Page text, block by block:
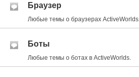
Браузер
Любые темы о браузерах ActiveWorlds.
Боты
Любые темы о ботах в ActiveWorlds.